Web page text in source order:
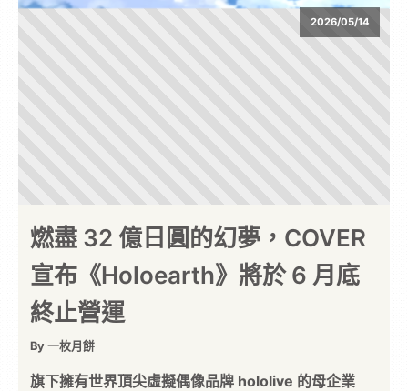
2026/05/14
燃盡 32 億日圓的幻夢，COVER
宣布《Holoearth》將於 6 月底
終止營運
By 一枚月餅
旗下擁有世界頂尖虛擬偶像品牌 hololive 的母企業